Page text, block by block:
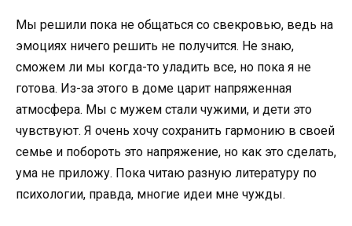
Мы решили пока не общаться со свекровью, ведь на
эмоциях ничего решить не получится. Не знаю,
сможем ли мы когда-то уладить все, но пока я не
готова. Из-за этого в доме царит напряженная
атмосфера. Мы с мужем стали чужими, и дети это
чувствуют. Я очень хочу сохранить гармонию в своей
семье и побороть это напряжение, но как это сделать,
ума не приложу. Пока читаю разную литературу по
психологии, правда, многие идеи мне чужды.